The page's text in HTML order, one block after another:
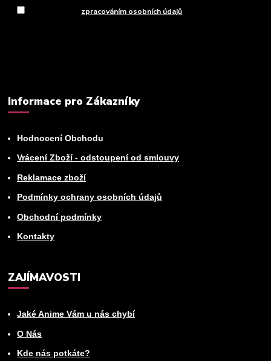
zpracováním osobních údajů
Informace pro Zákazníky
Hodnocení Obchodu
Vrácení Zboží - odstoupení od smlouvy
Reklamace zboží
Podmínky ochrany osobních údajů
Obchodní podmínky
Kontakty
ZAJÍMAVOSTI
Jaké Anime Vám u nás chybí
O Nás
Kde nás potkáte?